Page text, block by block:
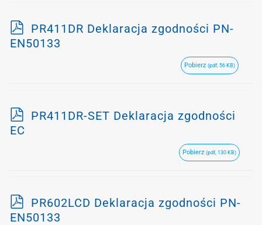
p
d
PR411DR Deklaracja zgodności PN-
EN50133
Pobierz (pdf, 56 KB)
pPR411DR-SET Deklaracja zgodności
EC
Pobierz (pdf, 130 KB)
p
d
PR602LCD Deklaracja zgodności PN-
EN50133